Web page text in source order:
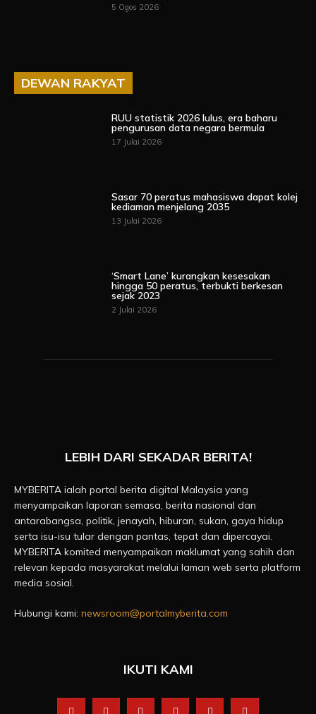
5 Ogos 2026
DEWAN RAKYAT
RUU statistik 2026 lulus, era baharu
pengurusan data negara bermula
17 Julai 2026
Sasar 70 peratus mahasiswa dapat kolej
kediaman menjelang 2035
13 Julai 2026
‘Smart Lane’ kurangkan kesesakan
hingga 50 peratus, terbukti berkesan
sejak 2023
2 Julai 2026
LEBIH DARI SEKADAR BERITA!
MYBERITA ialah portal berita digital Malaysia yang
menyampaikan laporan semasa, berita nasional dan
antarabangsa, politik, jenayah, hiburan, sukan, gaya hidup
serta isu-isu tular dengan pantas, tepat dan dipercayai.
MYBERITA komited menyampaikan maklumat yang sahih dan
relevan kepada masyarakat melalui laman web serta platform
media sosial.
Hubungi kami: newsroom@portalmyberita.com
IKUTI KAMI